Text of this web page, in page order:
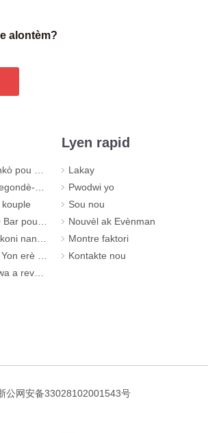
alontèm?
wo-presyon
- KHB-G3/4
idwolik
ou a
prèv vizyèl)
sou Kalite
Lyen rapid
Lakay
Pwodwi yo
Sou nou
Nouvèl ak Evènman
Montre faktori
Kontakte nou
公网安备33028102001543号